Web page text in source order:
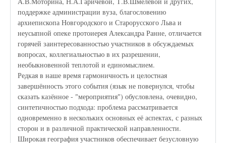
поддержке администрации вуза, благословению
архиепископа Новгородского и Старорусского Льва и
неусыпной опеке протоиерея Александра Ранне, отличается
горячей заинтересованностью участников в обсуждаемых
вопросах, коллегиальностью в их разрешении,
необыкновенной теплотой и единомыслием.
Редкая в наше время гармоничность и целостная
завершённость этого события (язык не повернулся, чтобы
сказать казённое - "мероприятия") обусловлена, очевидно,
синтетичностью подхода: проблема рассматривается
одновременно в нескольких основных её аспектах, с разных
сторон и в различной практической направленности.
Широкая география участников обеспечивает безусловную